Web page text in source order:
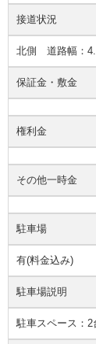
接道状況
北側 道路幅：
保証金・敷金
権利金
その他一時金
駐車場
有(料金込み)
駐車場説明
駐車スペース：2